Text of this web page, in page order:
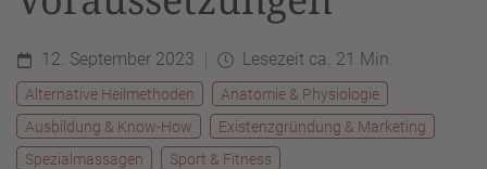
12. September 2023 Lesezeit ca. 21 Min.
Alternative Heilmethoden
Anatomie & Physiologie
Ausbildung & Know-How
Existenzgründung & Marketing
Spezialmassagen
Sport & Fitness